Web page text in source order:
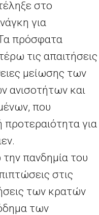
στο
για
πρόσφατα
τις απαιτήσεις
μείωσης των
ανισοτήτων και
που
για
πανδημία του
στις
των κρατών
των